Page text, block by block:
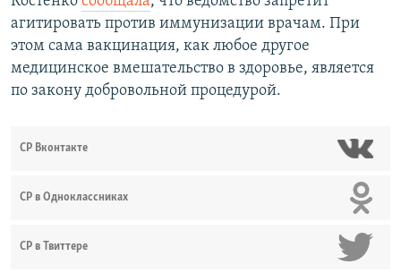
агитировать против иммунизации врачам. При
этом сама вакцинация, как любое другое
медицинское вмешательство в здоровье, является
по закону добровольной процедурой.
СР Вконтакте
СР в Одноклассниках
СР в Твиттере